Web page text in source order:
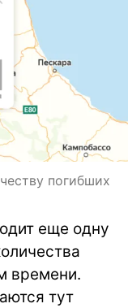
погибших
еще одну
времени.
тут